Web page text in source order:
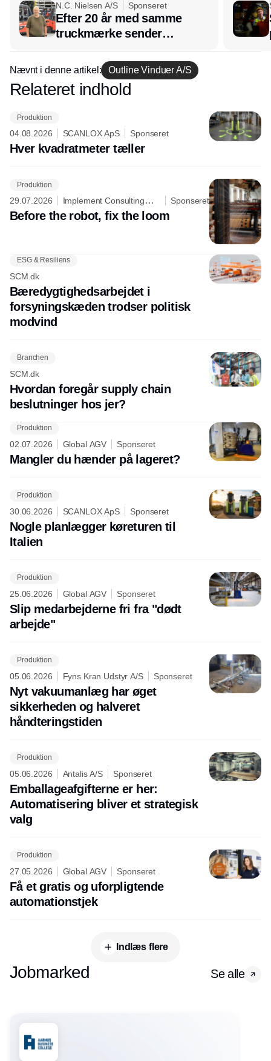
N.C. Nielsen A/S Sponseret
Efter 20 år med samme
truckmærke sender
lagerchef stafetten videre
hos INOX
Nævnt i denne artikel: Outline Vinduer A/S
Annonce
Relateret indhold
Produktion
04.08.2026 SCANLOX ApS Sponseret
Hver kvadratmeter tæller
Produktion
29.07.2026
Implement Consulting
Group
Sponseret
Before the robot, fix the loom
ESG & Resiliens
SCM.dk
Bæredygtighedsarbejdet i
forsyningskæden trodser politisk
modvind
Branchen
SCM.dk
Hvordan foregår supply chain
beslutninger hos jer?
Produktion
02.07.2026 Global AGV Sponseret
Mangler du hænder på lageret?
Produktion
30.06.2026 SCANLOX ApS Sponseret
Nogle planlægger køreturen til
Italien
Produktion
25.06.2026 Global AGV Sponseret
Slip medarbejderne fri fra "dødt
arbejde"
Produktion
05.06.2026 Fyns Kran Udstyr A/S Sponseret
Nyt vakuumanlæg har øget
sikkerheden og halveret
håndteringstiden
Produktion
05.06.2026 Antalis A/S Sponseret
Emballageafgifterne er her:
Automatisering bliver et strategisk
valg
Produktion
27.05.2026 Global AGV Sponseret
Få et gratis og uforpligtende
automationstjek
Indlæs flere
Jobmarked Se alle